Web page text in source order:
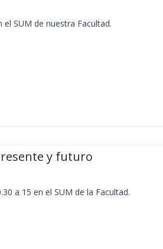
SUM de nuestra Facultad.
y futuro
a 15 en el SUM de la Facultad.